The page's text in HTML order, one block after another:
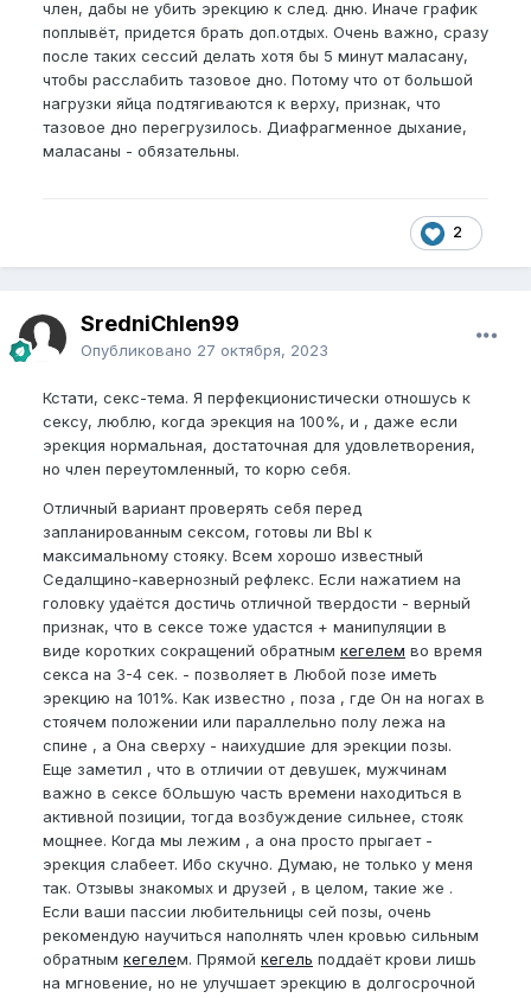
член, дабы не убить эрекцию к след. дню. Иначе график
поплывёт, придется брать доп.отдых. Очень важно, сразу
после таких сессий делать хотя бы 5 минут маласану,
чтобы расслабить тазовое дно. Потому что от большой
нагрузки яйца подтягиваются к верху, признак, что
тазовое дно перегрузилось. Диафрагменное дыхание,
маласаны - обязательны.
2
SredniChlen99
Опубликовано 27 октября, 2023
Кстати, секс-тема. Я перфекционистически отношусь к
сексу, люблю, когда эрекция на 100%, и , даже если
эрекция нормальная, достаточная для удовлетворения,
но член переутомленный, то корю себя.
Отличный вариант проверять себя перед
запланированным сексом, готовы ли ВЫ к
максимальному стояку. Всем хорошо известный
Седалщино-кавернозный рефлекс. Если нажатием на
головку удаётся достичь отличной твердости - верный
признак, что в сексе тоже удастся + манипуляции в
виде коротких сокращений обратным кегелем во время
секса на 3-4 сек. - позволяет в Любой позе иметь
эрекцию на 101%. Как известно , поза , где Он на ногах в
стоячем положении или параллельно полу лежа на
спине , а Она сверху - наихудшие для эрекции позы.
Еще заметил , что в отличии от девушек, мужчинам
важно в сексе бОльшую часть времени находиться в
активной позиции, тогда возбуждение сильнее, стояк
мощнее. Когда мы лежим , а она просто прыгает -
эрекция слабеет. Ибо скучно. Думаю, не только у меня
так. Отзывы знакомых и друзей , в целом, такие же .
Если ваши пассии любительницы сей позы, очень
рекомендую научиться наполнять член кровью сильным
обратным кегелем. Прямой кегель поддаёт крови лишь
на мгновение, но не улучшает эрекцию в долгосрочной